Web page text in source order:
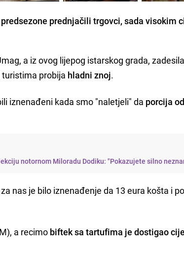
prednjačili trgovci, sada visokim
a iz ovog lijepog istarskog grada,
probija hladni znoj.
iznenađeni kada smo "naletjeli" da porcija
notornom Miloradu Dodiku: "Pokazujete silno
za nas je bilo iznenađenje da 13 eura košta i
a recimo biftek sa tartufima je dostigao